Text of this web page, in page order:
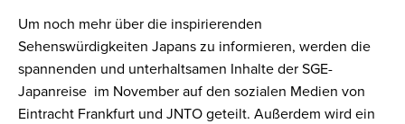
Um noch mehr über die inspirierenden
Sehenswürdigkeiten Japans zu informieren, werden die
spannenden und unterhaltsamen Inhalte der SGE-
Japanreise im November auf den sozialen Medien von
Eintracht Frankfurt und JNTO geteilt. Außerdem wird ein